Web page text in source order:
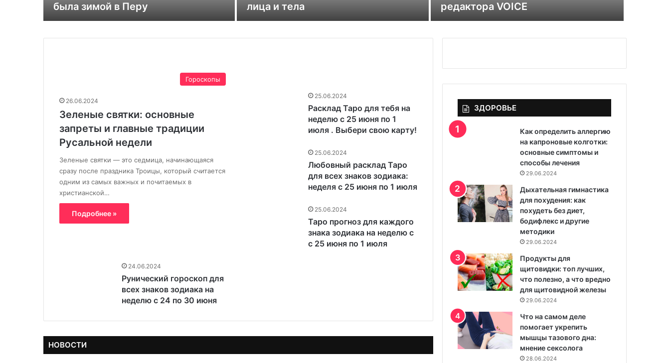
была зимой в Перу
лица и тела
редактора VOICE
Гороскопы
26.06.2024
Зеленые святки: основные
запреты и главные традиции
Русальной недели
Зеленые святки — это седмица, начинающаяся
сразу после праздника Троицы, который считается
одним из самых важных и почитаемых в
христианской…
Подробнее »
25.06.2024
Расклад Таро для тебя на
неделю с 25 июня по 1
июля . Выбери свою карту!
25.06.2024
Любовный расклад Таро
для всех знаков зодиака:
неделя с 25 июня по 1 июля
25.06.2024
Таро прогноз для каждого
знака зодиака на неделю с
с 25 июня по 1 июля
24.06.2024
Рунический гороскоп для
всех знаков зодиака на
неделю с 24 по 30 июня
НОВОСТИ
ЗДОРОВЬЕ
Как определить аллергию
на капроновые колготки:
основные симптомы и
способы лечения
29.06.2024
Дыхательная гимнастика
для похудения: как
похудеть без диет,
бодифлекс и другие
методики
29.06.2024
Продукты для
щитовидки: топ лучших,
что полезно, а что вредно
для щитовидной железы
29.06.2024
Что на самом деле
помогает укрепить
мышцы тазового дна:
мнение сексолога
28.06.2024